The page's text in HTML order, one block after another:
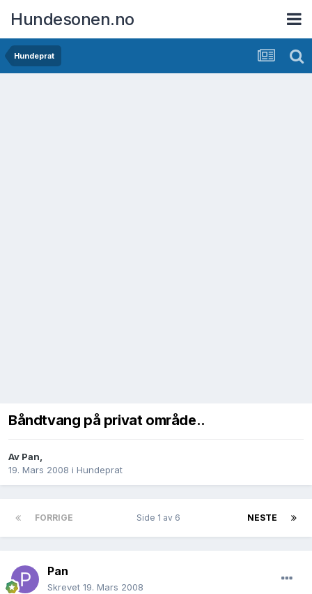
Hundesonen.no
Hundeprat
Båndtvang på privat område..
Av Pan,
19. Mars 2008 i Hundeprat
FORRIGE NESTE
Side 1 av 6
Pan
Skrevet 19. Mars 2008